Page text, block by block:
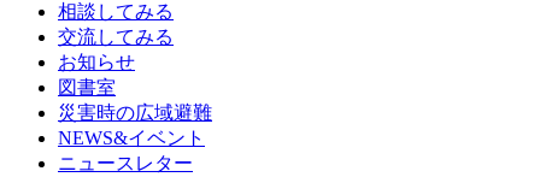
相談してみる
交流してみる
お知らせ
図書室
災害時の広域避難
NEWS&イベント
ニュースレター